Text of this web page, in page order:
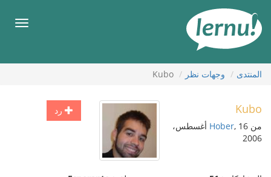
المحتويات
قائمة
المنتدى وجهات نظر Kubo
رد Kubo
من Hober , 16 أغسطس،
2006